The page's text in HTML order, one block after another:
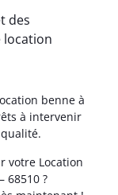
des
location
benne à
à intervenir
votre Location
68510 ?